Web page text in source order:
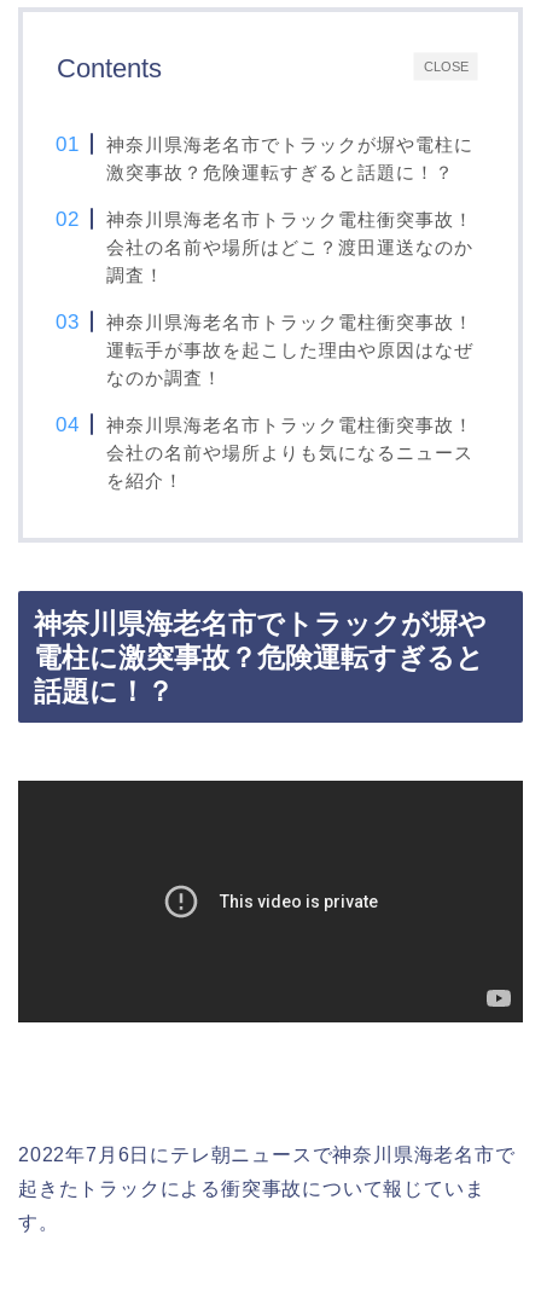
CLOSE
Contents
神奈川県海老名市でトラックが塀や電柱に
激突事故？危険運転すぎると話題に！？
神奈川県海老名市トラック電柱衝突事故！
会社の名前や場所はどこ？渡田運送なのか
調査！
神奈川県海老名市トラック電柱衝突事故！
運転手が事故を起こした理由や原因はなぜ
なのか調査！
神奈川県海老名市トラック電柱衝突事故！
会社の名前や場所よりも気になるニュース
を紹介！
神奈川県海老名市でトラックが塀や
電柱に激突事故？危険運転すぎると
話題に！？
2022年7月6日にテレ朝ニュースで神奈川県海老名市で
起きたトラックによる衝突事故について報じていま
す。